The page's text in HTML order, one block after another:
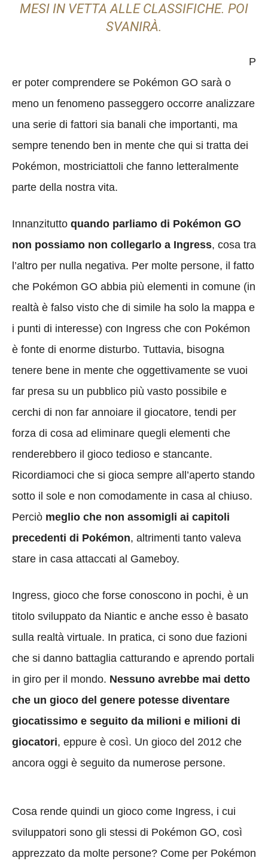
MESI IN VETTA ALLE CLASSIFICHE. POI
SVANIRÀ.
P
er poter comprendere se Pokémon GO sarà o
meno un fenomeno passeggero occorre analizzare
una serie di fattori sia banali che importanti, ma
sempre tenendo ben in mente che qui si tratta dei
Pokémon, mostriciattoli che fanno letteralmente
parte della nostra vita.
Innanzitutto quando parliamo di Pokémon GO
non possiamo non collegarlo a Ingress, cosa tra
l’altro per nulla negativa. Per molte persone, il fatto
che Pokémon GO abbia più elementi in comune (in
realtà è falso visto che di simile ha solo la mappa e
i punti di interesse) con Ingress che con Pokémon
è fonte di enorme disturbo. Tuttavia, bisogna
tenere bene in mente che oggettivamente se vuoi
far presa su un pubblico più vasto possibile e
cerchi di non far annoiare il giocatore, tendi per
forza di cosa ad eliminare quegli elementi che
renderebbero il gioco tedioso e stancante.
Ricordiamoci che si gioca sempre all’aperto stando
sotto il sole e non comodamente in casa al chiuso.
Perciò meglio che non assomigli ai capitoli
precedenti di Pokémon, altrimenti tanto valeva
stare in casa attaccati al Gameboy.
Ingress, gioco che forse conoscono in pochi, è un
titolo sviluppato da Niantic e anche esso è basato
sulla realtà virtuale. In pratica, ci sono due fazioni
che si danno battaglia catturando e aprendo portali
in giro per il mondo. Nessuno avrebbe mai detto
che un gioco del genere potesse diventare
giocatissimo e seguito da milioni e milioni di
giocatori, eppure è così. Un gioco del 2012 che
ancora oggi è seguito da numerose persone.
Cosa rende quindi un gioco come Ingress, i cui
sviluppatori sono gli stessi di Pokémon GO, così
apprezzato da molte persone? Come per Pokémon